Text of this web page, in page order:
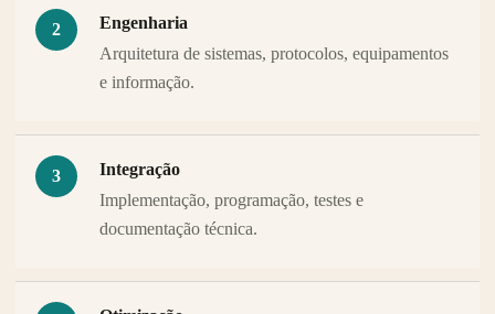
Engenharia
Arquitetura de sistemas, protocolos, equipamentos
e informação.
Integração
Implementação, programação, testes e
documentação técnica.